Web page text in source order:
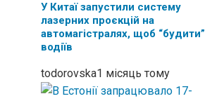
У Китаї запустили систему
лазерних проєкцій на
автомагістралях, щоб “будити”
водіїв
todorovska1 місяць тому